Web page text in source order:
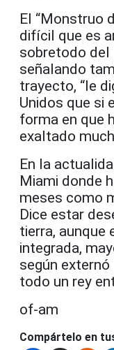
El “Monstruo
difícil que es
sobretodo del
señalando
trayecto, “le
Unidos que si
forma en que
exaltado
En la
Miami donde
meses como
Dice estar
tierra, aunque
integrada,
según
todo un rey
of-am
Compártelo en